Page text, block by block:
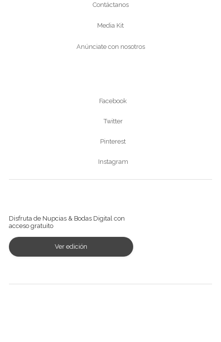
Contáctanos
Media Kit
Anúnciate con nosotros
Facebook
Twitter
Pinterest
Instagram
Disfruta de Nupcias & Bodas Digital con
acceso gratuito
Ver edición